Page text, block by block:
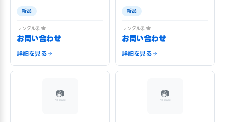
新品
レンタル料金
お問い合わせ
詳細を見る
新品
レンタル料金
お問い合わせ
詳細を見る